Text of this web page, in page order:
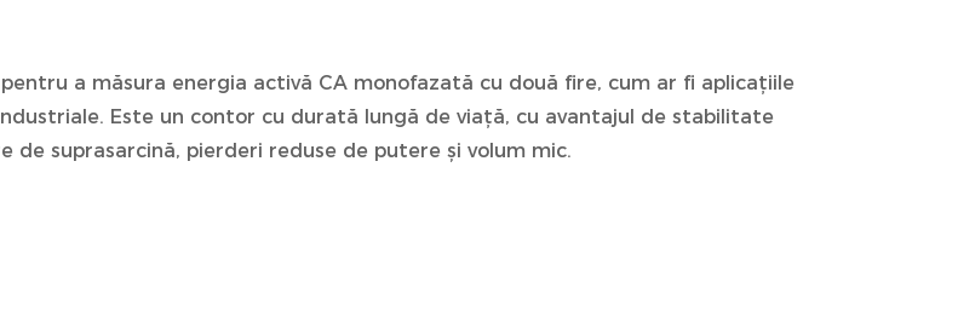
a măsura energia activă CA monofazată cu două fire, cum ar fi aplicațiile
Este un contor cu durată lungă de viață, cu avantajul de stabilitate
de suprasarcină, pierderi reduse de putere și volum mic.